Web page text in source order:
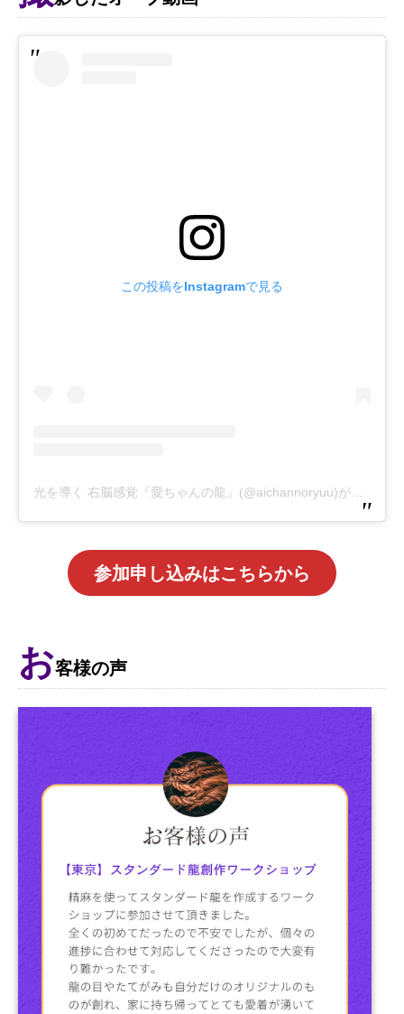
この投稿をInstagramで見る
光を導く 右脳感覚『愛ちゃんの龍』(@aichannoryuu)がシェアした投稿
参加申し込みはこちらから
お客様の声